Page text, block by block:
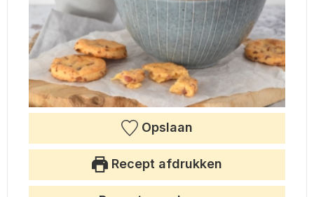
Opslaan
Recept afdrukken